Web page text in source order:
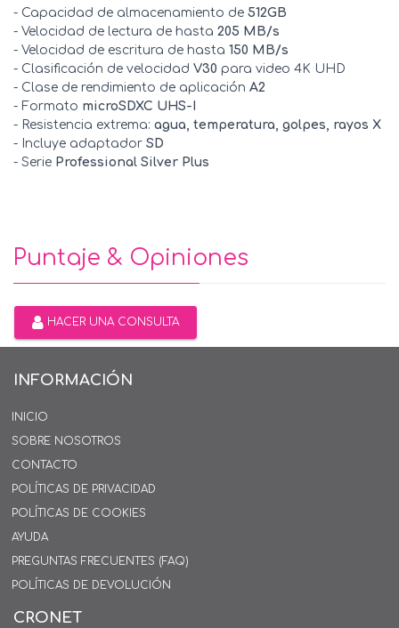
- Capacidad de almacenamiento de 512GB
- Velocidad de lectura de hasta 205 MB/s
- Velocidad de escritura de hasta 150 MB/s
- Clasificación de velocidad V30 para video 4K UHD
- Clase de rendimiento de aplicación A2
- Formato microSDXC UHS-I
- Resistencia extrema: agua, temperatura, golpes, rayos X
- Incluye adaptador SD
- Serie Professional Silver Plus
Puntaje & Opiniones
HACER UNA CONSULTA
INFORMACIÓN
INICIO
SOBRE NOSOTROS
CONTACTO
POLÍTICAS DE PRIVACIDAD
POLÍTICAS DE COOKIES
AYUDA
PREGUNTAS FRECUENTES (FAQ)
POLÍTICAS DE DEVOLUCIÓN
CRONET